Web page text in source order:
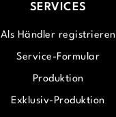
SERVICES
Als Händler registrieren
Service-Formular
Produktion
Exklusiv-Produktion